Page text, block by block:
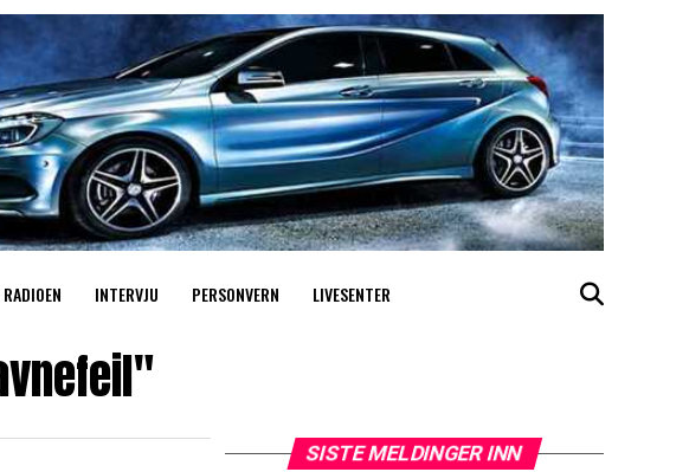
INTERVJU PERSONVERN LIVESENTER
SISTE MELDINGER INN